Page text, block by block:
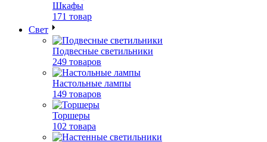
Шкафы
171 товар
Свет
Подвесные светильники
249 товаров
Настольные лампы
149 товаров
Торшеры
102 товара